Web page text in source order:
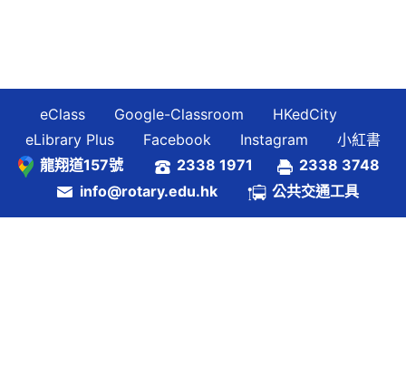
eClass Google-Classroom
HKedCity
eLibrary Plus
Facebook Instagram
小紅書
龍翔道157號
2338 1971
2338 3748
info@rotary.edu.hk
公共交通工具